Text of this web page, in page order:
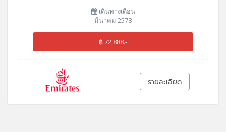
เดินทางเดือน
มีนาคม 2578
฿ 72,888.-
รายละเอียด